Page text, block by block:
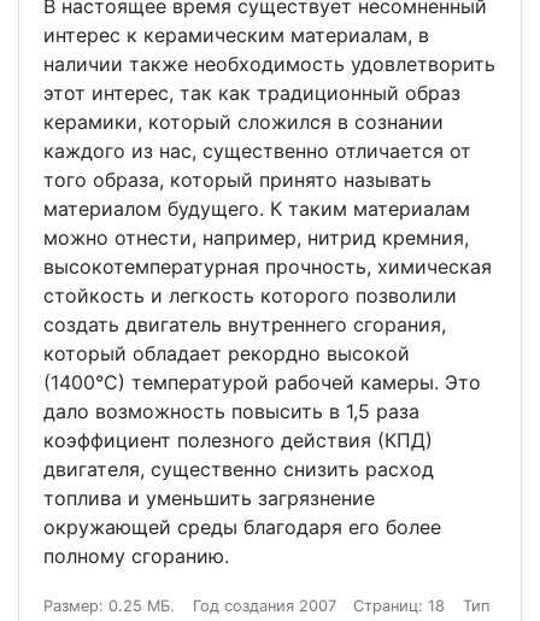
В настоящее время существует несомненный
интерес к керамическим материалам, в
наличии также необходимость удовлетворить
этот интерес, так как традиционный образ
керамики, который сложился в сознании
каждого из нас, существенно отличается от
того образа, который принято называть
материалом будущего. К таким материалам
можно отнести, например, нитрид кремния,
высокотемпературная прочность, химическая
стойкость и легкость которого позволили
создать двигатель внутреннего сгорания,
который обладает рекордно высокой
(1400°С) температурой рабочей камеры. Это
дало возможность повысить в 1,5 раза
коэффициент полезного действия (КПД)
двигателя, существенно снизить расход
топлива и уменьшить загрязнение
окружающей среды благодаря его более
полному сгоранию.
Размер: 0.25 МБ. Год создания 2007 Страниц: 18 Тип